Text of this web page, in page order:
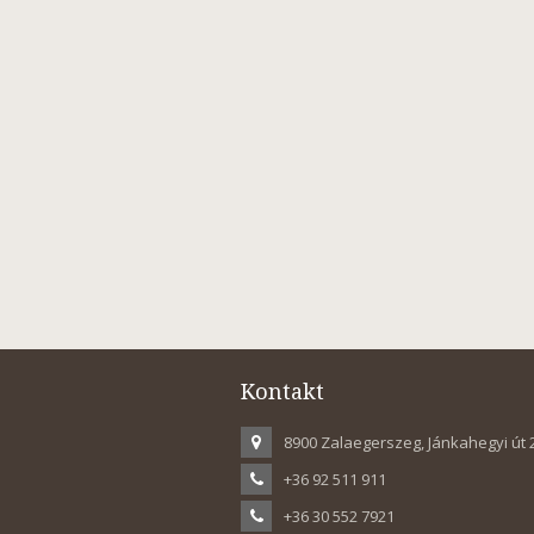
Kontakt
8900 Zalaegerszeg, Jánkahegyi út
+36 92 511 911
+36 30 552 7921